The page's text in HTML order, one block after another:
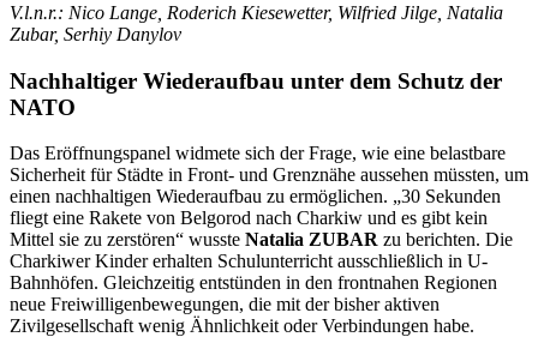
V.l.n.r.: Nico Lange, Roderich Kiesewetter, Wilfried Jilge, Natalia
Zubar, Serhiy Danylov
Nachhaltiger Wiederaufbau unter dem Schutz der
NATO
Das Eröffnungspanel widmete sich der Frage, wie eine belastbare
Sicherheit für Städte in Front- und Grenznähe aussehen müssten, um
einen nachhaltigen Wiederaufbau zu ermöglichen. „30 Sekunden
fliegt eine Rakete von Belgorod nach Charkiw und es gibt kein
Mittel sie zu zerstören“ wusste Natalia ZUBAR zu berichten. Die
Charkiwer Kinder erhalten Schulunterricht ausschließlich in U-
Bahnhöfen. Gleichzeitig entstünden in den frontnahen Regionen
neue Freiwilligenbewegungen, die mit der bisher aktiven
Zivilgesellschaft wenig Ähnlichkeit oder Verbindungen habe.